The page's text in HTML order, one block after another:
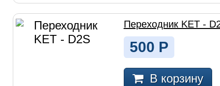
Переходник KET -
500 Р
В корзину